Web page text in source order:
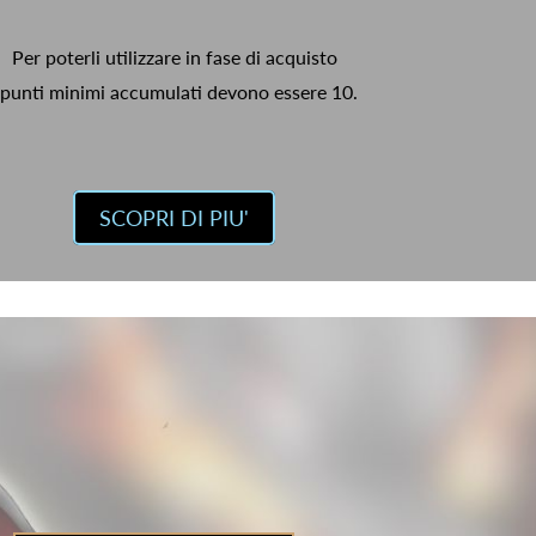
Per poterli utilizzare in fase di acquisto
minimi accumulati devono essere 10.
SCOPRI DI PIU'